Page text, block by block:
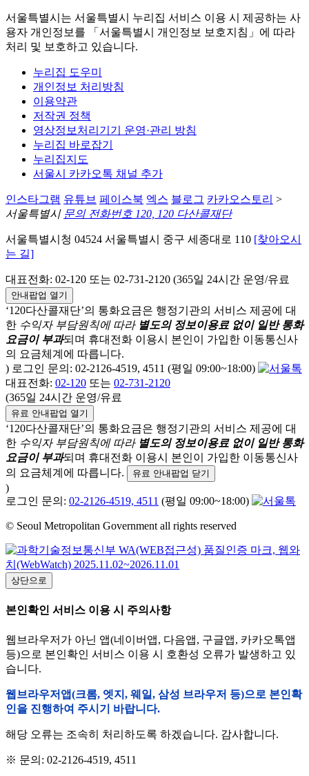
서울특별시는 서울특별시 누리집 서비스 이용 시 제공하는 사
용자 개인정보를 「서울특별시 개인정보 보호지침」에 따라
처리 및 보호하고 있습니다.
누리집 도우미
개인정보 처리방침
이용약관
저작권 정책
영상정보처리기기 운영·관리 방침
누리집 바로잡기
누리집지도
서울시 카카오톡 채널 추가
인스타그램 유튜브 페이스북 엑스 블로그 카카오스토리 >
서울특별시 문의 전화번호 120, 120 다산콜재단
서울특별시청 04524 서울특별시 중구 세종대로 110 [찾아오시
는 길]
대표전화: 02-120 또는 02-731-2120 (365일 24시간 운영/유료
안내팝업 열기
‘120다산콜재단’의 통화요금은 행정기관의 서비스 제공에 대
한 수익자 부담원칙에 따라 별도의 정보이용료 없이 일반 통화
요금이 부과되며 휴대전화 이용시 본인이 가입한 이동통신사
의 요금체계에 따릅니다.
) 로그인 문의: 02-2126-4519, 4511 (평일 09:00~18:00)
대표전화: 02-120 또는 02-731-2120
(365일 24시간 운영/유료
유료 안내팝업 열기
‘120다산콜재단’의 통화요금은 행정기관의 서비스 제공에 대
한 수익자 부담원칙에 따라 별도의 정보이용료 없이 일반 통화
요금이 부과되며 휴대전화 이용시 본인이 가입한 이동통신사
의 요금체계에 따릅니다.
유료 안내팝업 닫기
)
로그인 문의: 02-2126-4519, 4511 (평일 09:00~18:00)
© Seoul Metropolitan Government all rights reserved
상단으로
본인확인 서비스 이용 시 주의사항
웹브라우저가 아닌 앱(네이버앱, 다음앱, 구글앱, 카카오톡앱
등)으로 본인확인 서비스 이용 시 호환성 오류가 발생하고 있
습니다.
웹브라우저앱(크롬, 엣지, 웨일, 삼성 브라우저 등)으로 본인확
인을 진행하여 주시기 바랍니다.
해당 오류는 조속히 처리하도록 하겠습니다. 감사합니다.
※ 문의: 02-2126-4519, 4511